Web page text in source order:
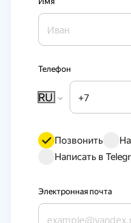
Телефон
RU
Позвонить
Написать в
Электронная почта